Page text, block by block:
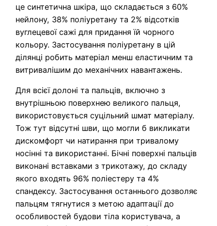
це синтетична шкіра, що складається з 60%
нейлону, 38% поліуретану та 2% відсотків
вуглецевої сажі для придання їй чорного
кольору. Застосування поліуретану в цій
ділянці робить матеріал менш еластичним та
витривалішим до механічних навантажень.
Для всієї долоні та пальців, включно з
внутрішньою поверхнею великого пальця,
використовується суцільний шмат матеріалу.
Тож тут відсутні шви, що могли б викликати
дискомфорт чи натирання при тривалому
носінні та використанні. Бічні поверхні пальців
виконані вставками з трикотажу, до складу
якого входять 96% поліестеру та 4%
спандексу. Застосування останнього дозволяє
пальцям тягнутися з метою адаптації до
особливостей будови тіла користувача, а